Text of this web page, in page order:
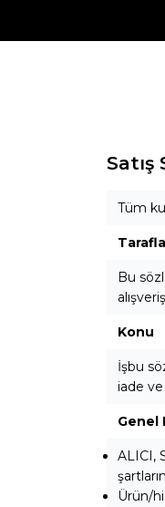
Satış
Tüm
Bu
Konu
İşbu
iade
Genel
ALICI,
Ürün/